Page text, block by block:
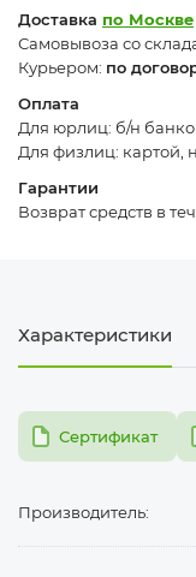
Доставка по Москве
Самовывоза со
Курьером: по
Оплата
Для юрлиц: б/н
Для физлиц: картой,
Гарантии
Возврат средств в
Характеристики
pdfСертификат
Производитель: